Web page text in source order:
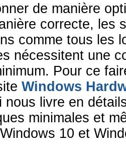
de manière
correcte, les
comme tous les
nécessitent une
Pour ce
Windows
nous livre en
minimales et
10 et